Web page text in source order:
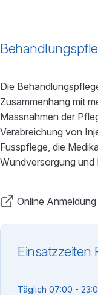
Die
Zusammenhang mit
Massnahmen der
Verabreichung von
Fusspflege, die
Wundversorgung und
Online Anmeldung
Einsatzzeiten
Täglich 07:00 -